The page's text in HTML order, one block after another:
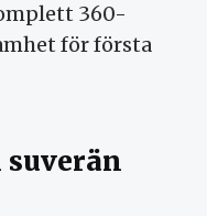
360-
för första
suverän